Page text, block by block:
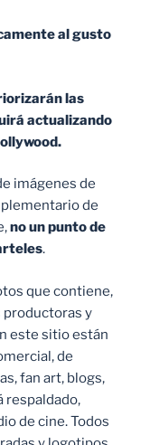
al gusto
las
actualizando
imágenes de
de
no un punto de
.
que contiene,
y
este sitio están
de
fan art, blogs,
respaldado,
de cine. Todos